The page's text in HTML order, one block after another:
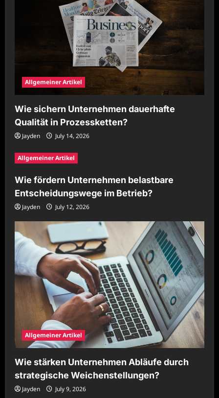
Allgemeiner Artikel
Wie sichern Unternehmen dauerhafte
Qualität in Prozessketten?
Jayden July 14, 2026
Allgemeiner Artikel
Wie fördern Unternehmen belastbare
Entscheidungswege im Betrieb?
Jayden July 12, 2026
Allgemeiner Artikel
Wie stärken Unternehmen Abläufe durch
strategische Weichenstellungen?
Jayden July 9, 2026